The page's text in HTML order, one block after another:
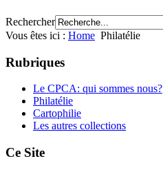
Rechercher
Vous êtes ici : Home Philatélie
Rubriques
Le CPCA: qui sommes nous?
Philatélie
Cartophilie
Les autres collections
Ce Site